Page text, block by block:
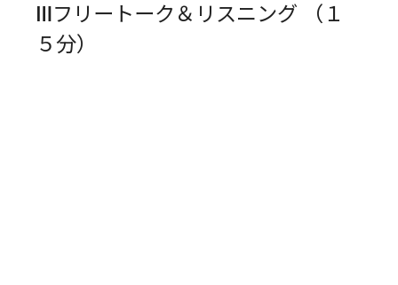
Ⅲフリートーク＆リスニング （１
５分）